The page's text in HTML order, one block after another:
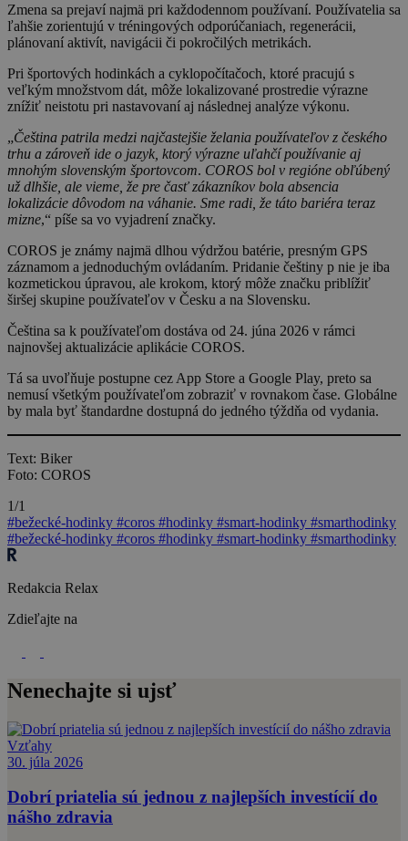
Zmena sa prejaví najmä pri každodennom používaní. Používatelia sa
ľahšie zorientujú v tréningových odporúčaniach, regenerácii,
plánovaní aktivít, navigácii či pokročilých metrikách.
Pri športových hodinkách a cyklopočítačoch, ktoré pracujú s
veľkým množstvom dát, môže lokalizované prostredie výrazne
znížiť neistotu pri nastavovaní aj následnej analýze výkonu.
„Čeština patrila medzi najčastejšie želania používateľov z českého
trhu a zároveň ide o jazyk, ktorý výrazne uľahčí používanie aj
mnohým slovenským športovcom. COROS bol v regióne obľúbený
už dlhšie, ale vieme, že pre časť zákazníkov bola absencia
lokalizácie dôvodom na váhanie. Sme radi, že táto bariéra teraz
mizne,“ píše sa vo vyjadrení značky.
COROS je známy najmä dlhou výdržou batérie, presným GPS
záznamom a jednoduchým ovládaním. Pridanie češtiny p nie je iba
kozmetickou úpravou, ale krokom, ktorý môže značku priblížiť
širšej skupine používateľov v Česku a na Slovensku.
Čeština sa k používateľom dostáva od 24. júna 2026 v rámci
najnovšej aktualizácie aplikácie COROS.
Tá sa uvoľňuje postupne cez App Store a Google Play, preto sa
nemusí všetkým používateľom zobraziť v rovnakom čase. Globálne
by mala byť štandardne dostupná do jedného týždňa od vydania.
Text: Biker
Foto: COROS
1/1
#bežecké-hodinky #coros #hodinky #smart-hodinky #smarthodinky
#bežecké-hodinky #coros #hodinky #smart-hodinky #smarthodinky
Redakcia Relax
Zdieľajte na
Nenechajte si ujsť
Vzťahy
30. júla 2026
Dobrí priatelia sú jednou z najlepších investícií do
nášho zdravia